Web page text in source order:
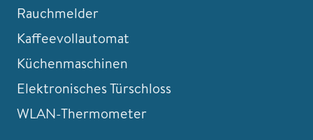
Rauchmelder
Kaffeevollautomat
Küchenmaschinen
Elektronisches Türschloss
WLAN-Thermometer